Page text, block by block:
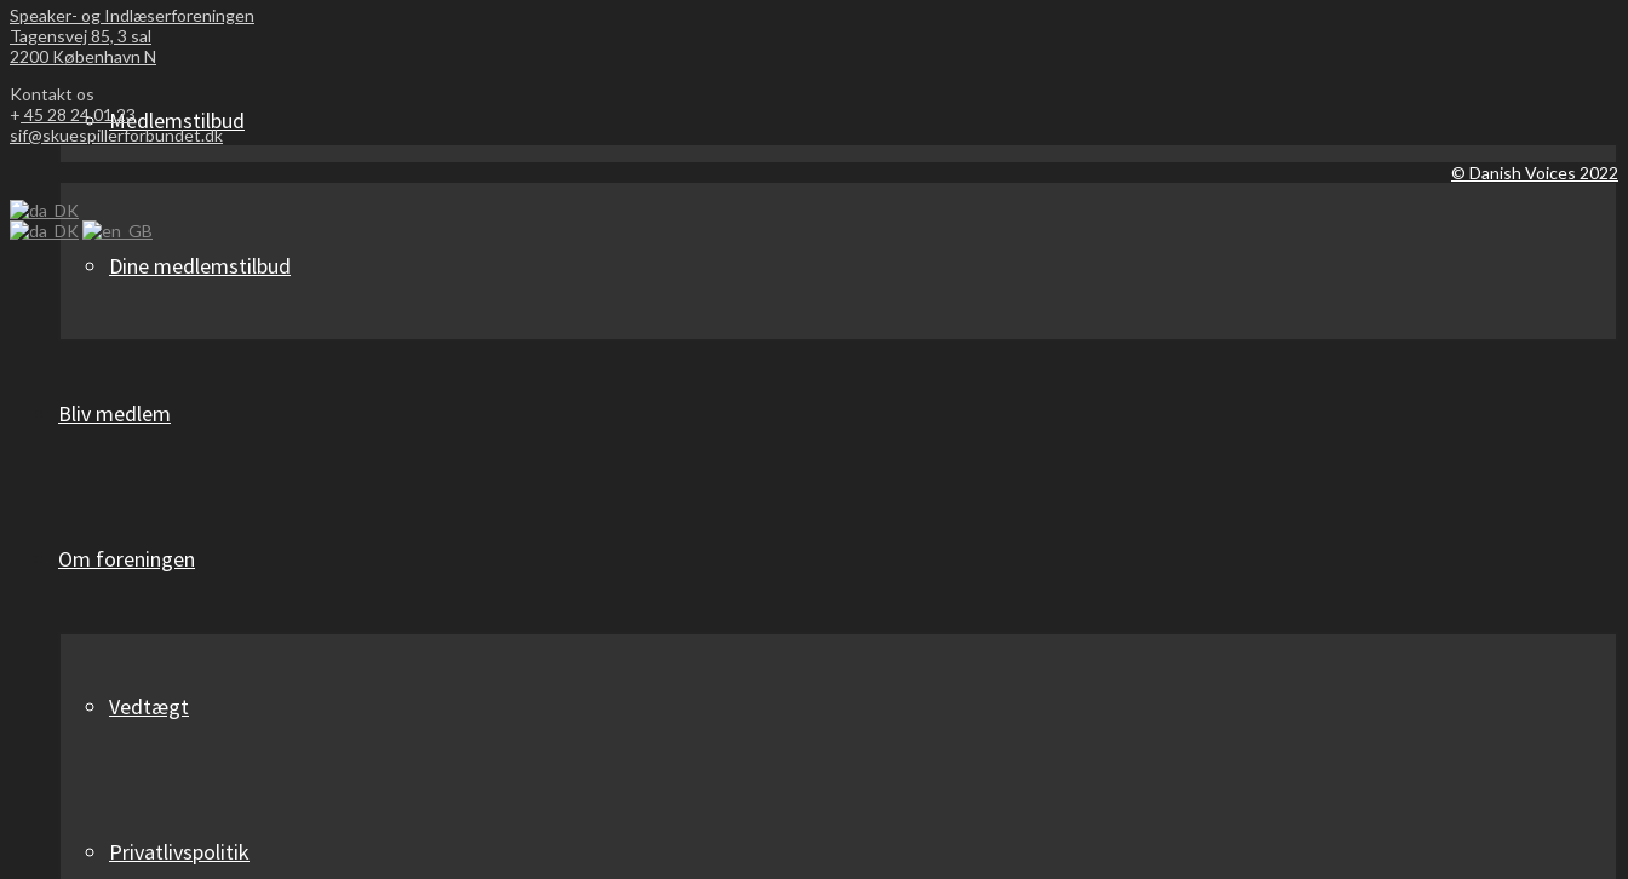
Medlemstilbud
Dine medlemstilbud
Bliv medlem
Om foreningen
Vedtægt
Privatlivspolitik
Speaker- og Indlæserforeningen
Tagensvej 85, 3 sal
2200 København N
Kontakt os
+ 45 28 24 01 23
sif@skuespillerforbundet.dk
© Danish Voices 2022